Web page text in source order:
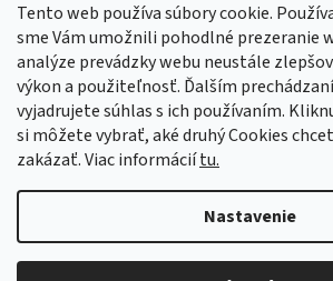
Tento web používa súbory cookie.
sme Vám umožnili pohodlné prezeranie
analýze prevádzky webu neustále
výkon a použiteľnosť. Ďalším
vyjadrujete súhlas s ich používaním.
si môžete vybrať, aké druhý Cookies
zakázať. Viac informáciítu.
Nastavenie
Prijímame online platby
Copyright 2026GASTRO HOLDING